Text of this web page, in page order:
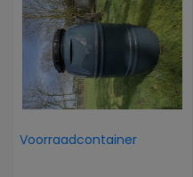
Voorraadcontainer